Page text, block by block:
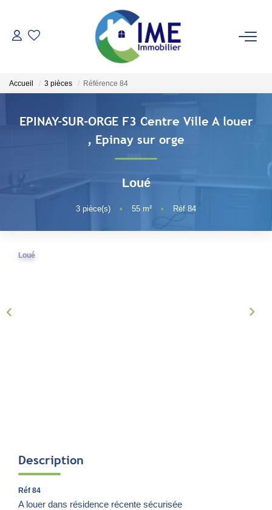
ACHETER
Conciergerie
Espace Client
Accueil 3 pièces Référence 84
EPINAY-SUR-ORGE F3 Centre Ville A louer
, Epinay sur orge
Loué
3 pièce(s) • 55 m² • Réf 84
Loué
Description
Réf 84
A louer dans résidence récente sécurisée